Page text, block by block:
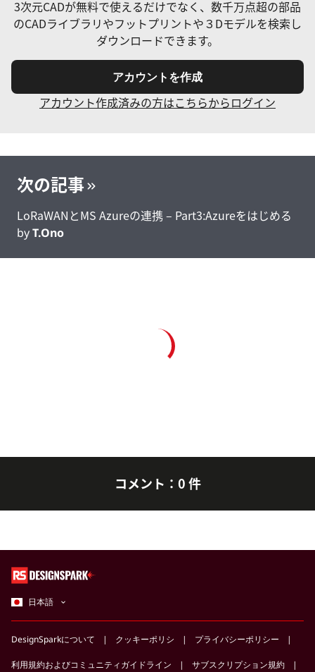
3次元CADが無料で使えるだけでなく、数千万点超の部品
のCADライブラリやフットプリントや３Dモデルを検索し
ダウンロードできます。
アカウントを作成
アカウント作成済みの方はこちらからログイン
次の記事
LoRaWANとMS Azureの連携 – Part3:Azureをはじめる
byT.Ono
コメント：0 件
日本語
DesignSparkについて クッキーポリシ プライバシーポリシー
利用規約およびコミュニティガイドライン サブスクリプション規約